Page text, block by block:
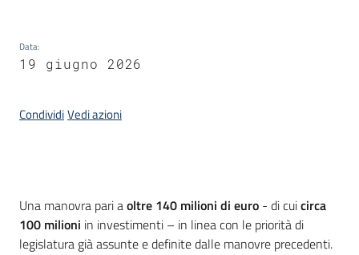
Data:
19 giugno 2026
CondividiVedi azioni
Introduzione
Una manovra pari aoltre 140 milioni di euro - di cuicirca
100 milioni in investimenti – in linea con le priorità di
legislatura già assunte e definite dalle manovre precedenti.